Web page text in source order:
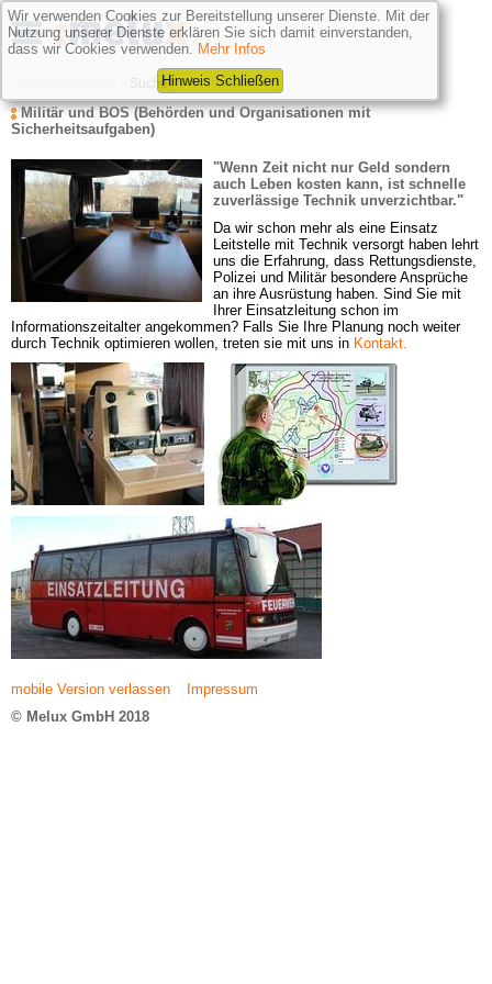
Militär und BOS (Behörden und Organisationen mit
Sicherheitsaufgaben)
"Wenn Zeit nicht nur Geld sondern
auch Leben kosten kann, ist schnelle
zuverlässige Technik unverzichtbar."
Da wir schon mehr als eine Einsatz
Leitstelle mit Technik versorgt haben lehrt
uns die Erfahrung, dass Rettungsdienste,
Polizei und Militär besondere Ansprüche
an ihre Ausrüstung haben. Sind Sie mit
Ihrer Einsatzleitung schon im
Informationszeitalter angekommen? Falls Sie Ihre Planung noch weiter
durch Technik optimieren wollen, treten sie mit uns in Kontakt.
mobile Version verlassen
Impressum
© Melux GmbH 2018
Wir verwenden Cookies zur Bereitstellung unserer Dienste. Mit der
Nutzung unserer Dienste erklären Sie sich damit einverstanden,
dass wir Cookies verwenden. Mehr Infos
Hinweis Schließen